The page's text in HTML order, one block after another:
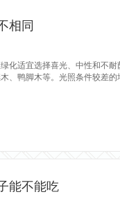
相同
适宜选择喜光、中性和不耐
木、鸭脚木等。光照条件较
能不能吃